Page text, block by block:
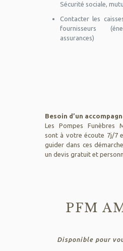
Sécurité sociale,
Contacter les
fournisseurs
assurances)
Besoin d’un
Les Pompes Funèbres
sont à votre écoute 7j/7
guider dans ces
un devis gratuit et
PFM
Disponible pour